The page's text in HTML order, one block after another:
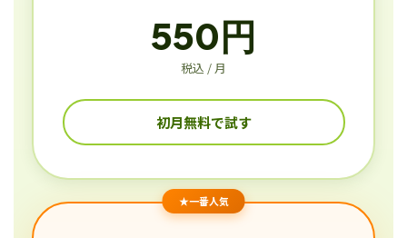
550円
税込 / 月
初月無料で試す
★一番人気